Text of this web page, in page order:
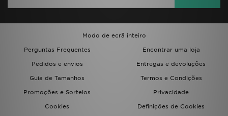
Modo de ecrã inteiro
Perguntas Frequentes
Encontrar uma loja
Pedidos e envios
Entregas e devoluções
Guia de Tamanhos
Termos e Condições
Promoções e Sorteios
Privacidade
Cookies
Definições de Cookies